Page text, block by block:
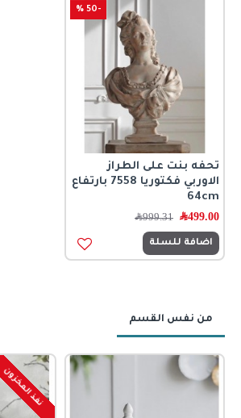
-50 %
تحفه بنت على الطراز
الاوربي فكتوريا 7558 بارتفاع
64cm
499.00﷼ 999.31﷼
اضافة للسلة
من نفس القسم
نفذ المخزون